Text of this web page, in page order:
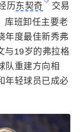
历东契奇
交易
库班卸任主要老
年度最佳新秀弗
与19岁的弗拉格
队重建方向相
年轻球员已成必